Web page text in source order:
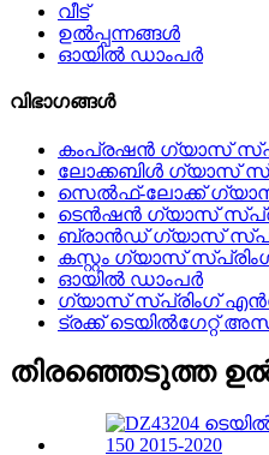
വീട്
ഉൽപ്പന്നങ്ങൾ
ഓയിൽ ഡാംപർ
വിഭാഗങ്ങൾ
കംപ്രഷൻ ഗ്യാസ്
ലോക്കബിൾ ഗ്യാസ്
സെൽഫ്-ലോക്ക്
ടെൻഷൻ ഗ്യാസ്
ബ്രാൻഡ് ഗ്യാസ്
കസ്റ്റം ഗ്യാസ്
ഓയിൽ ഡാംപർ
ഗ്യാസ് സ്പ്രിംഗ് എൻഡ്
ട്രക്ക് ടെയിൽഗേറ്റ്
തിരഞ്ഞെടുത്ത